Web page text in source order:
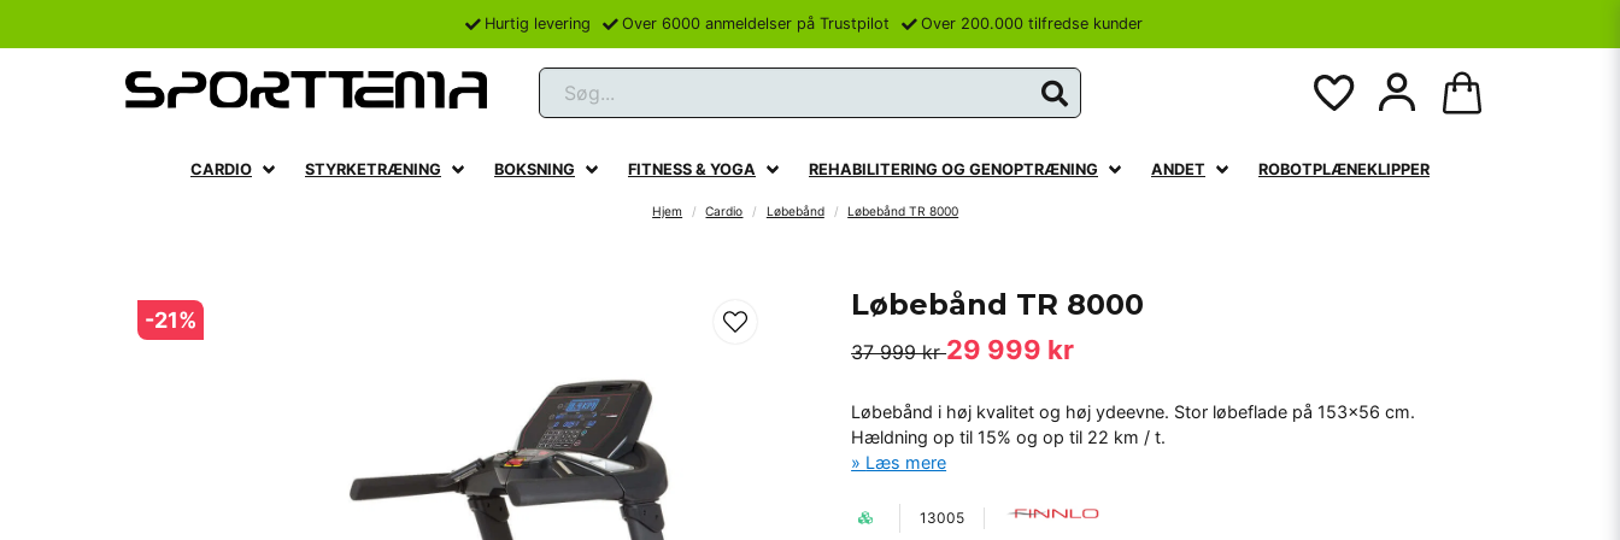
Hurtig levering Over 6000 anmeldelser på Trustpilot Over 200.000 tilfredse kunder
Søg...
CARDIO STYRKETRÆNING BOKSNING FITNESS & YOGA REHABILITERING OG GENOPTRÆNING ANDET ROBOTPLÆNEKLIPPER
Hjem Cardio Løbebånd Løbebånd TR 8000
-21% Løbebånd TR 8000
37 999 kr29 999 kr
Løbebånd i høj kvalitet og høj ydeevne. Stor løbeflade på 153x56 cm.
Hældning op til 15% og op til 22 km / t.
Læs mere
13005